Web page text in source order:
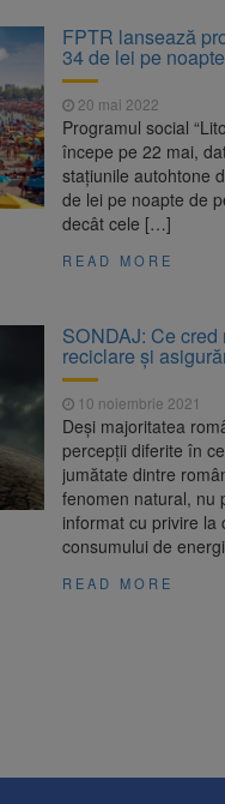
FPTR lansează
34 de lei pe noapte
20 mai 2022
Programul social
începe pe 22 mai,
stațiunile autohtone
de lei pe noapte de
decât cele […]
READ MORE
SONDAJ: Ce
reciclare şi
10 noiembrie 2021
Deşi majoritatea
percepţii diferite în
jumătate dintre
fenomen natural, nu
informat cu privire la
consumului de
READ MORE